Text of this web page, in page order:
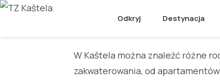
Odkryj Destynacja
Zakwaterowanie
W Kaštela można znaleźć różne
zakwaterowania, od